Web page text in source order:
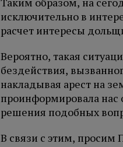
исключительно в
расчет интересы
Вероятно, такая
бездействия,
накладывая арест на
проинформировала
решения подобных
В связи с этим, просим